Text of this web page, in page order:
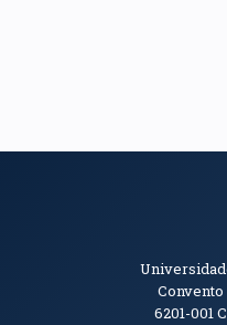
Informações
Convento
6201-001